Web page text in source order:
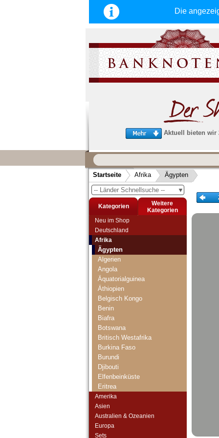
Die
Aktuell bieten wir
schnellen, sicheren und
Service
Schneller und sicherer Versand-
Bestellungen werktags bis 14:00 Uhr,
noch am selben Tag verschickt werden.
(Versand mit DHL oder Deutsche Post)
Startseite Afrika Ägypten
▼
-- Länder Schnellsuche --
Kategorien
Weitere
Kategorien
Neu im Shop
Deutschland
Afrika
Ägypten
Algerien
Angola
Äquatorialguinea
Äthiopien
Belgisch Kongo
Benin
Biafra
Botswana
Britisch Westafrika
Burkina Faso
Burundi
Djibouti
Elfenbeinküste
Eritrea
Französisch Äquatorial-Afrika
Französisch Somaliland
Französisch Westafrika
Gabun
Gambia
Amerika
Asien
Australien & Ozeanien
Europa
Sets